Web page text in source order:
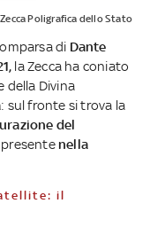
Zecca Poligrafica dello Stato
di Dante
la Zecca ha coniato
della Divina
: sul fronte si trova la
del
presente nella